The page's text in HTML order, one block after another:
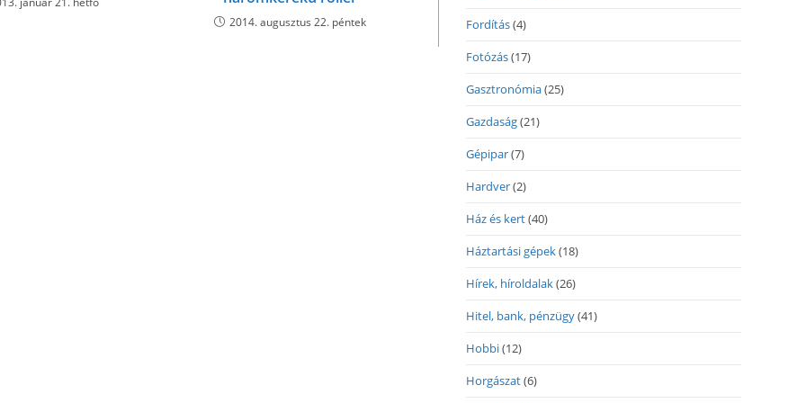
2014. augusztus 22. péntek
Fordítás(4)
Fotózás(17)
Gasztronómia(25)
Gazdaság(21)
Gépipar(7)
Hardver(2)
Ház és kert(40)
Háztartási gépek(18)
Hírek, híroldalak(26)
Hitel, bank, pénzügy(41)
Hobbi(12)
Horgászat(6)